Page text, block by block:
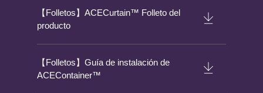
【Folletos】ACECurtain™ Folleto del
producto
【Folletos】Guía de instalación de
ACEContainer™